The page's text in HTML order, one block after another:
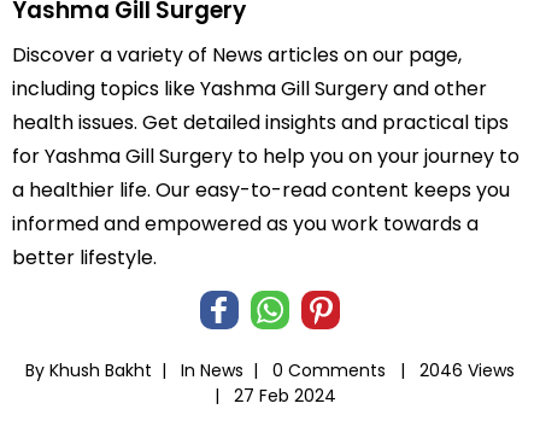
Yashma Gill Surgery
Discover a variety of News articles on our page,
including topics like Yashma Gill Surgery and other
health issues. Get detailed insights and practical tips
for Yashma Gill Surgery to help you on your journey to
a healthier life. Our easy-to-read content keeps you
informed and empowered as you work towards a
better lifestyle.
By Khush Bakht | In News | 0 Comments |
2046 Views
|
27 Feb 2024